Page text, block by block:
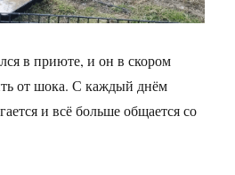
в приюте, и он в скором
от шока. С каждый днём
и всё больше общается со